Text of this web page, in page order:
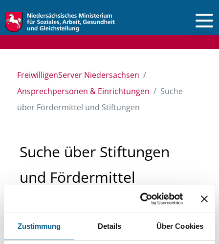
Zustimmung Details Über Cookies
FreiwilligenServer Niedersachsen
Ansprechpersonen & Einrichtungen
Suche
über Fördermittel und Stiftungen
Suche über Stiftungen
und Fördermittel
Sie suchen finanzielle Unterstützung für ein
Projekt oder ein Vorhaben? Hier können Sie
direkt über unsere Fördermitteldatenbank und